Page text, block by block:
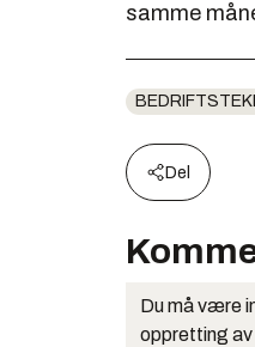
samme
Del
Du må være
oppretting av